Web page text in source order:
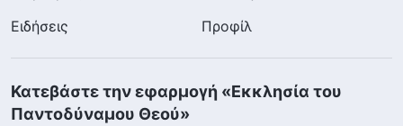
Ειδήσεις
Προφίλ
Κατεβάστε την εφαρμογή «Εκκλησία του
Παντοδύναμου Θεού»